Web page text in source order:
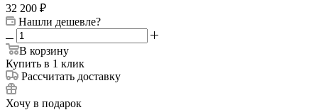
32 200 ₽
Нашли дешевле?
В корзину
Купить в 1 клик
Рассчитать доставку
Хочу в подарок